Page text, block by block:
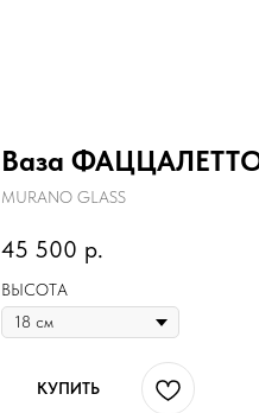
Ваза ФАЦЦАЛЕТТО
MURANO GLASS
45 500 р.
ВЫСОТА
КУПИТЬ